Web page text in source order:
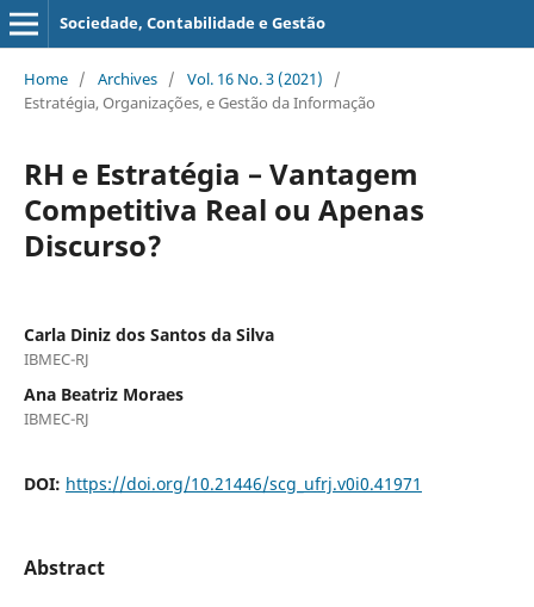
Sociedade, Contabilidade e Gestão
Home / Archives / Vol. 16 No. 3 (2021)
/
Estratégia, Organizações, e Gestão da Informação
RH e Estratégia – Vantagem
Competitiva Real ou Apenas
Discurso?
Carla Diniz dos Santos da Silva
IBMEC-RJ
Ana Beatriz Moraes
IBMEC-RJ
DOI: https://doi.org/10.21446/scg_ufrj.v0i0.41971
Abstract